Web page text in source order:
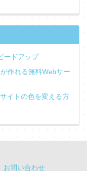
ードアップ
作れる無料Webサー
イトの色を変える方
お問い合わせ